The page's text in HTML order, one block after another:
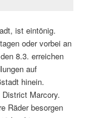
ist eintönig.
oder vorbei an
8.3. erreichen
auf
hinein.
Marcory.
Räder besorgen